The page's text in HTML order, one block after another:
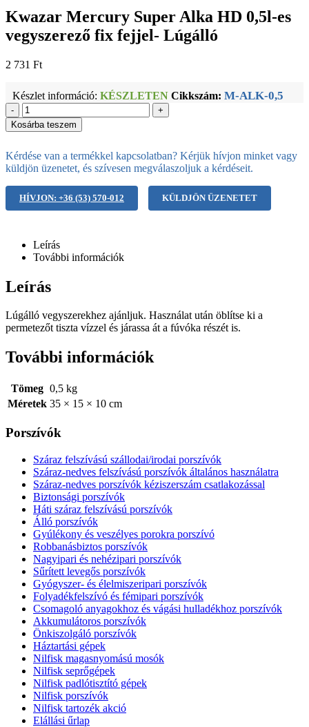
Kwazar Mercury Super Alka HD 0,5l-es
vegyszerező fix fejjel- Lúgálló
2 731 Ft
Készlet információ: KÉSZLETEN Cikkszám: M-ALK-0,5
-
+
Kosárba teszem
Kérdése van a termékkel kapcsolatban? Kérjük hívjon minket vagy
küldjön üzenetet, és szívesen megválaszoljuk a kérdéseit.
HÍVJON: +36 (53) 570-012 KÜLDJÖN ÜZENETET
Leírás
További információk
Leírás
Lúgálló vegyszerekhez ajánljuk. Használat után öblítse ki a
permetezőt tiszta vízzel és járassa át a fúvóka részét is.
További információk
Tömeg 0,5 kg
Méretek 35 × 15 × 10 cm
Porszívók
Száraz felszívású szállodai/irodai porszívók
Száraz-nedves felszívású porszívók általános használatra
Száraz-nedves porszívók kéziszerszám csatlakozással
Biztonsági porszívók
Háti száraz felszívású porszívók
Álló porszívók
Gyúlékony és veszélyes porokra porszívó
Robbanásbiztos porszívók
Nagyipari és nehézipari porszívók
Sűrített levegős porszívók
Gyógyszer- és élelmiszeripari porszívók
Folyadékfelszívó és fémipari porszívók
Csomagoló anyagokhoz és vágási hulladékhoz porszívók
Akkumulátoros porszívók
Önkiszolgáló porszívók
Háztartási gépek
Nilfisk magasnyomású mosók
Nilfisk seprőgépek
Nilfisk padlótisztító gépek
Nilfisk porszívók
Nilfisk tartozék akció
Elállási űrlap